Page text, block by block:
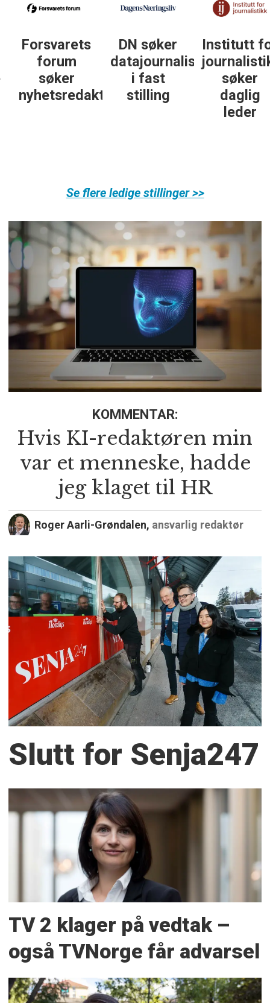
DN søker
datajournalist
i fast
stilling
Institutt for
journalistikk
søker
daglig
DN søker
journalist
personlig
økonomi
Se flere ledige stillinger >>
KOMMENTAR:
Hvis KI-redaktøren min
var et menneske, hadde
jeg klaget til HR
Roger Aarli-Grøndalen, ansvarlig redaktør
Slutt for Senja247
TV 2 klager på vedtak –
også TVNorge får advarsel